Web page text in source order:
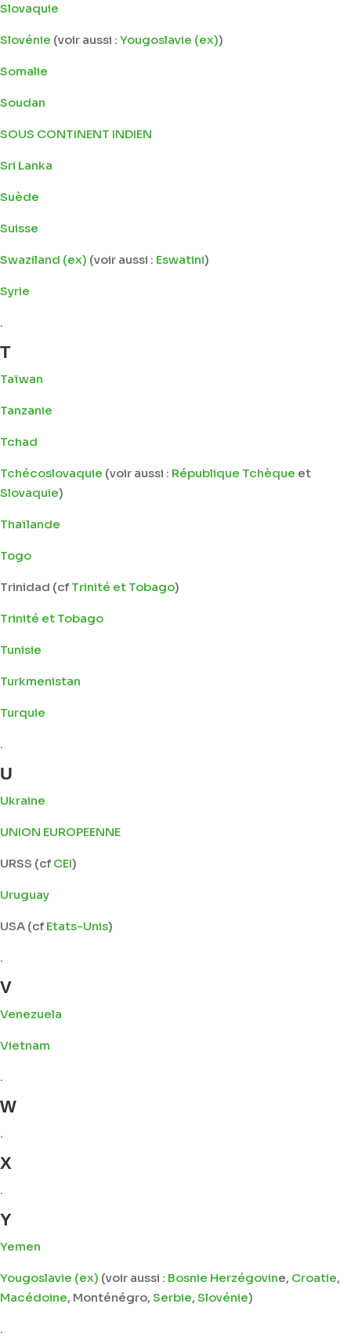
Slovaquie
Slovénie (voir aussi : Yougoslavie (ex))
Somalie
Soudan
SOUS CONTINENT INDIEN
Sri Lanka
Suède
Suisse
Swaziland (ex) (voir aussi : Eswatini)
Syrie
.
T
Taïwan
Tanzanie
Tchad
Tchécoslovaquie (voir aussi : République Tchèque et
Slovaquie)
Thaïlande
Togo
Trinidad (cf Trinité et Tobago)
Trinité et Tobago
Tunisie
Turkmenistan
Turquie
.
U
Ukraine
UNION EUROPEENNE
URSS (cf CEI)
Uruguay
USA (cf Etats-Unis)
.
V
Venezuela
Vietnam
.
W
.
X
.
Y
Yemen
Yougoslavie (ex) (voir aussi : Bosnie Herzégovine, Croatie,
Macédoine, Monténégro, Serbie, Slovénie)
.